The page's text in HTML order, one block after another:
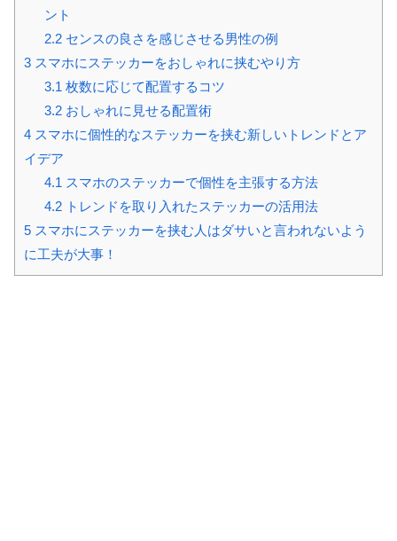
ント
2.2センスの良さを感じさせる男性の例
3 スマホにステッカーをおしゃれに挟むやり方
3.1枚数に応じて配置するコツ
3.2おしゃれに見せる配置術
4 スマホに個性的なステッカーを挟む新しいトレンドとア
イデア
4.1スマホのステッカーで個性を主張する方法
4.2トレンドを取り入れたステッカーの活用法
5 スマホにステッカーを挟む人はダサいと言われないよう
に工夫が大事！